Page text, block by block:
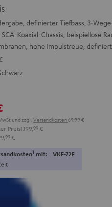
definierter Tiefbass, 3-
Koaxial-Chassis, beispiellose
hohe Impulstreue,
und zzgl. Versandkosten 69,99 €
Preis1.199, 99 €
99 €
1 mit: VKF-72F